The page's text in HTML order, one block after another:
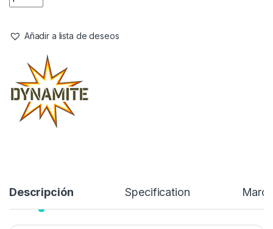
comida para peces disponible. Utiliza la tecnología Unique Koi
diferencia de otros pellets del mercado. Exclusivos activadores
de la alimentación y proteínas de pescado altamente digeribles.
7,70€